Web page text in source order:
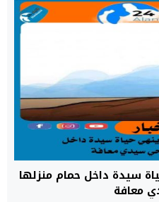
سيدة داخل حمام منزلها
معافة